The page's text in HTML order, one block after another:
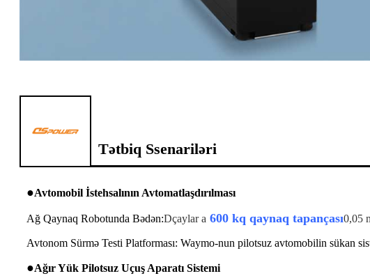
Tətbiq Ssenariləri
●Avtomobil İstehsalının Avtomatlaşdırılması
Ağ Qaynaq Robotunda Bədən:Dçaylar a 600 kq qaynaq tapançası0,05
Avtonom Sürmə Testi Platforması: Waymo-nun pilotsuz avtomobilin sükan
●Ağır Yük Pilotsuz Uçuş Aparatı Sistemi